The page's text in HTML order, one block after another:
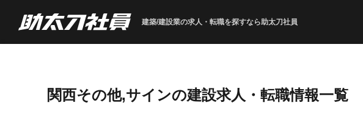
建築/建設業の求人・転職を探すなら助太刀社員
関西その他,サインの建設求人・転職情報一覧